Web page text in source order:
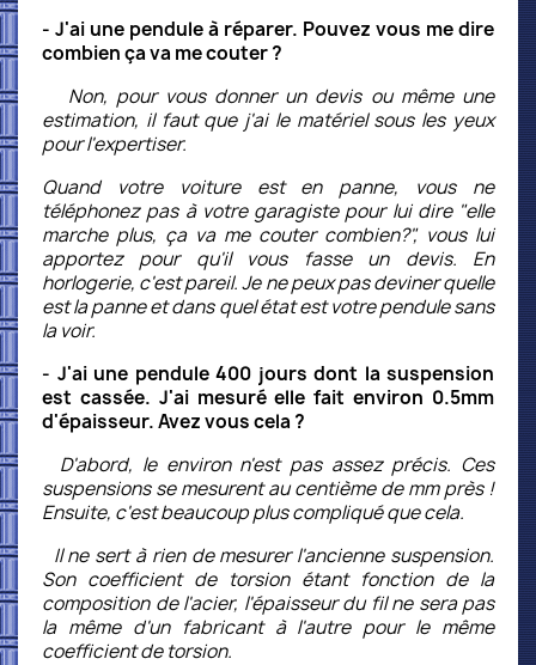
- J'ai une pendule à réparer. Pouvez vous me dire
combien ça va me couter ?
Non, pour vous donner un devis ou même une
estimation, il faut que j'ai le matériel sous les yeux
pour l'expertiser.
Quand votre voiture est en panne, vous ne
téléphonez pas à votre garagiste pour lui dire "elle
marche plus, ça va me couter combien?", vous lui
apportez pour qu'il vous fasse un devis. En
horlogerie, c'est pareil. Je ne peux pas deviner quelle
est la panne et dans quel état est votre pendule sans
la voir.
- J'ai une pendule 400 jours dont la suspension
est cassée. J'ai mesuré elle fait environ 0.5mm
d'épaisseur. Avez vous cela ?
D'abord, le environ n'est pas assez précis. Ces
suspensions se mesurent au centième de mm près !
Ensuite, c'est beaucoup plus compliqué que cela.
Il ne sert à rien de mesurer l'ancienne suspension.
Son coefficient de torsion étant fonction de la
composition de l'acier, l'épaisseur du fil ne sera pas
la même d'un fabricant à l'autre pour le même
coefficient de torsion.